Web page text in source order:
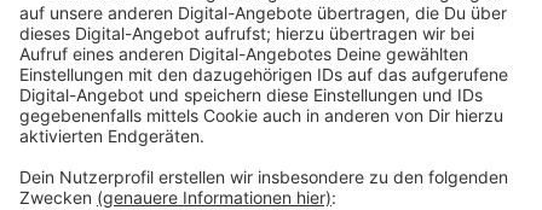
Kita "Wiesenzauber" bis voraussichtlich Weihnachten
nicht mehr öffnen. Es gibt somit auch keine
Notbetreuung.
Weitere aktuelle Zahlen gibt es auf unsererCorona-
Sonderseite .
Anzeige